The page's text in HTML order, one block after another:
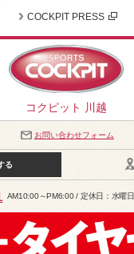
コクピット 川越
COCKPIT PRESS
お問い合わせフォーム
る
AM10:00～PM6:00 / 定休日：水曜日